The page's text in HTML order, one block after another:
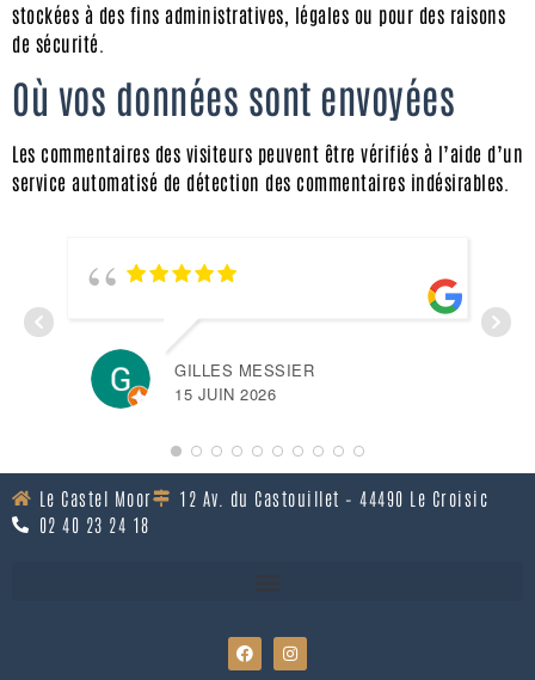
stockées à des fins administratives, légales ou pour des raisons
de sécurité.
Où vos données sont envoyées
Les commentaires des visiteurs peuvent être vérifiés à l’aide d’un
service automatisé de détection des commentaires indésirables.
GILLES MESSIER
15 JUIN 2026
Le Castel Moor
12 Av. du Castouillet – 44490 Le Croisic
02 40 23 24 18